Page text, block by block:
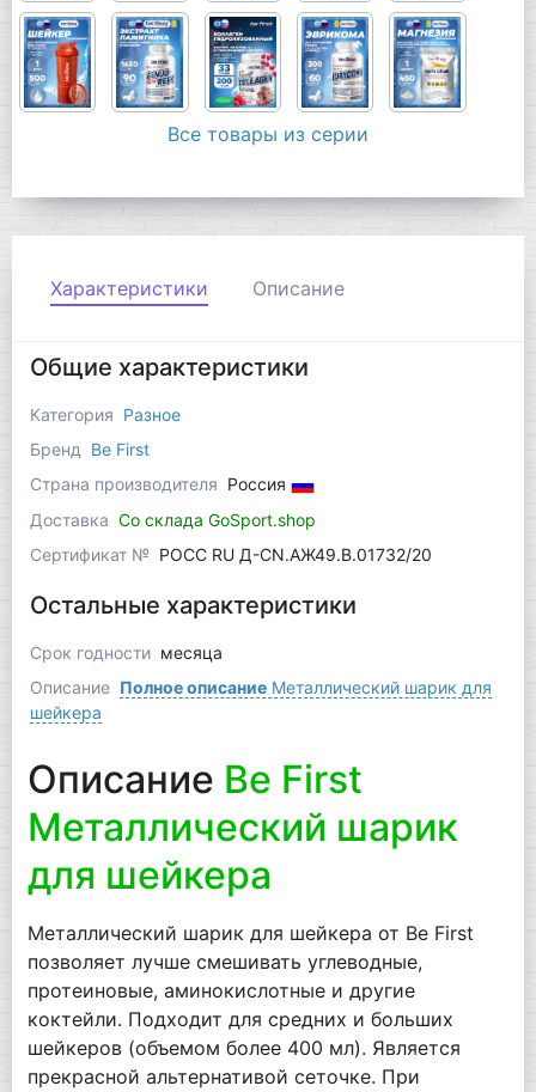
Все товары из серии
Характеристики Описание
Общие характеристики
Категория Разное
Бренд
Be First
Страна производителя Россия
Доставка Со склада GoSport.shop
Сертификат № РОСС RU Д-CN.АЖ49.В.01732/20
Остальные характеристики
Срок годности месяца
Описание Полное описаниеМеталлический шарик для
шейкера
Описание Be First
Металлический шарик
для шейкера
Металлический шарик для шейкера от Be First
позволяет лучше смешивать углеводные,
протеиновые, аминокислотные и другие
коктейли. Подходит для средних и больших
шейкеров (объемом более 400 мл). Является
прекрасной альтернативой сеточке. При